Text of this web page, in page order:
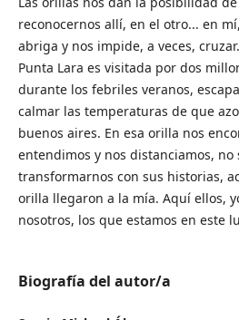
reconocernos allí, en el otro... en
abriga y nos impide, a veces, cruzar.
Punta Lara es visitada por dos
durante los febriles veranos,
calmar las temperaturas de que
buenos aires. En esa orilla nos
entendimos y nos distanciamos, no
transformarnos con sus historias,
orilla llegaron a la mía. Aquí ellos,
nosotros, los que estamos en este
Biografía del autor/a